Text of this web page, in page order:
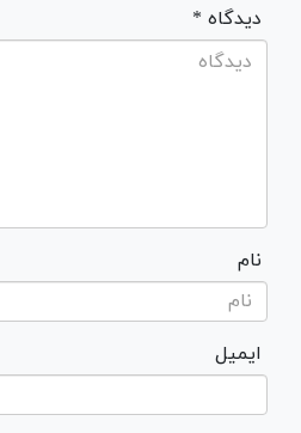
* دیدگاه
نام
ایمیل